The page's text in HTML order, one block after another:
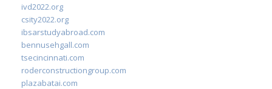
ivd2022.org
csity2022.org
ibsarstudyabroad.com
bennusehgall.com
tsecincinnati.com
roderconstructiongroup.com
plazabatai.com